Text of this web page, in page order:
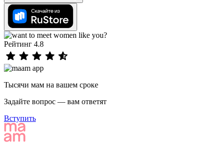
Рейтинг 4.8
Тысячи мам на вашем сроке
Задайте вопрос — вам ответят
Вступить